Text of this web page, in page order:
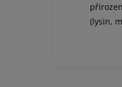
(lysin,